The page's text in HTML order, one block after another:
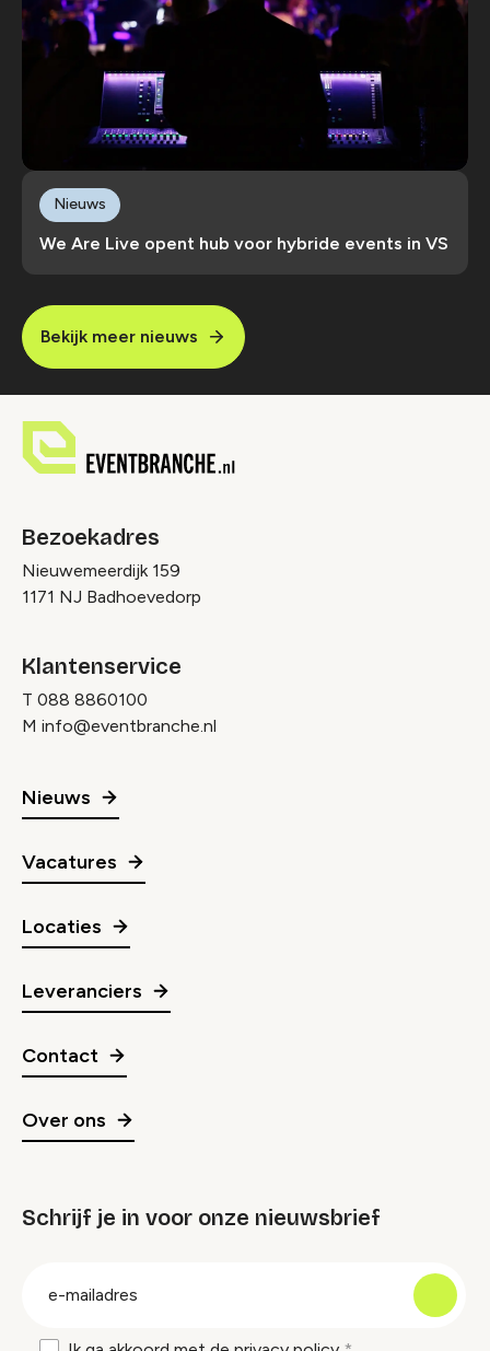
We Are Live opent hub voor hybride events in VS
Nieuws
Bekijk meer nieuws
Bezoekadres
Nieuwemeerdijk 159
1171 NJ Badhoevedorp
Klantenservice
T 088 8860100
M info@eventbranche.nl
Nieuws
Vacatures
Locaties
Leveranciers
Contact
Over ons
Schrijf je in voor onze nieuwsbrief